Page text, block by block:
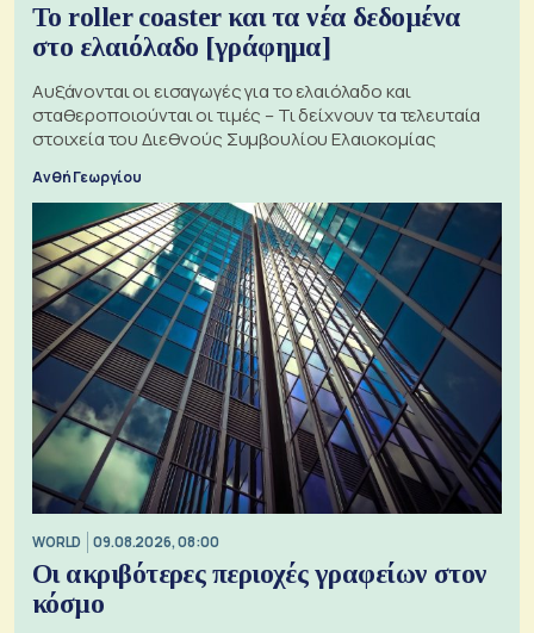
Το roller coaster και τα νέα δεδομένα
στο ελαιόλαδο [γράφημα]
Αυξάνονται οι εισαγωγές για το ελαιόλαδο και
σταθεροποιούνται οι τιμές – Τι δείχνουν τα τελευταία
στοιχεία του Διεθνούς Συμβουλίου Ελαιοκομίας
Ανθή Γεωργίου
WORLD 09.08.2026, 08:00
Οι ακριβότερες περιοχές γραφείων στον
κόσμο